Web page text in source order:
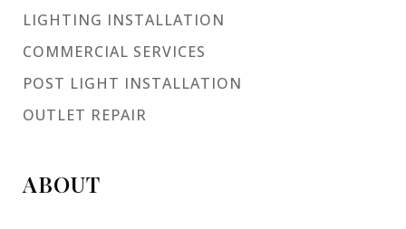
LIGHTING INSTALLATION
COMMERCIAL SERVICES
POST LIGHT INSTALLATION
OUTLET REPAIR
ABOUT